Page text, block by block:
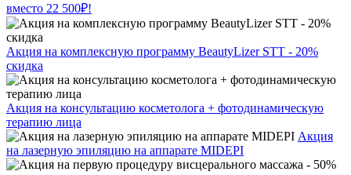
вместо 22 500₽!
Акция на комплексную программу BeautyLizer STT - 20%
скидка
Акция на консультацию косметолога + фотодинамическую
терапию лица
Акция
на лазерную эпиляцию на аппарате MIDEPI